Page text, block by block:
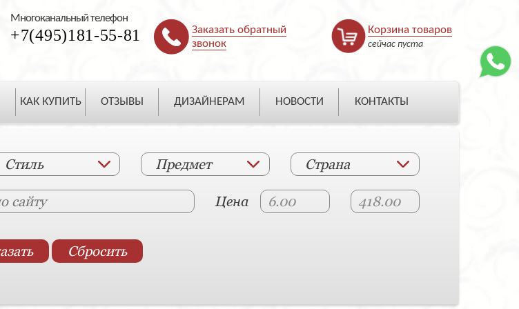
Многоканальный телефон
+7(495)181-55-81
Заказать обратный
звонок
Корзина товаров
сейчас пуста
КАК КУПИТЬ ОТЗЫВЫ ДИЗАЙНЕРАМ НОВОСТИ КОНТАКТЫ
Стиль Предмет Страна
Цена